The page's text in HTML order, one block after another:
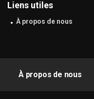
Liens utiles
À propos de nous
À propos de nous